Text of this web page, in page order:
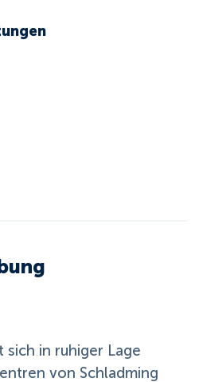
sich in ruhiger Lage
von Schladming